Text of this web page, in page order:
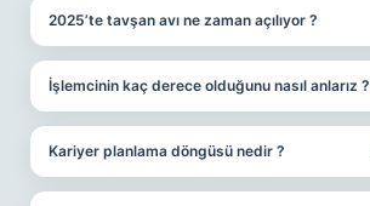
2025’te tavşan avı ne zaman açılıyor ?
İşlemcinin kaç derece olduğunu nasıl anlarız ?
Kariyer planlama döngüsü nedir ?